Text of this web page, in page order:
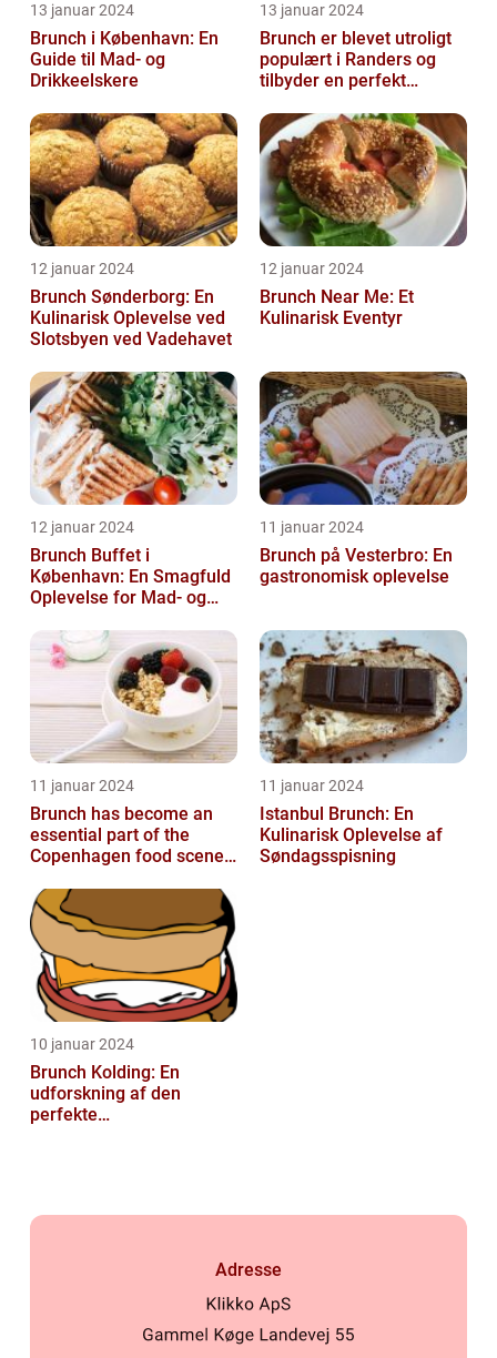
13 januar 2024
Brunch i København: En
Guide til Mad- og
Drikkeelskere
13 januar 2024
Brunch er blevet utroligt
populært i Randers og
tilbyder en perfekt
morgenmad og ...
12 januar 2024
Brunch Sønderborg: En
Kulinarisk Oplevelse ved
Slotsbyen ved Vadehavet
12 januar 2024
Brunch Near Me: Et
Kulinarisk Eventyr
12 januar 2024
Brunch Buffet i
København: En Smagfuld
Oplevelse for Mad- og
11 januar 2024
Brunch på Vesterbro: En
gastronomisk oplevelse
11 januar 2024
Brunch has become an
essential part of the
Copenhagen food scene,
establishments offer...
11 januar 2024
Istanbul Brunch: En
Kulinarisk Oplevelse af
Søndagsspisning
10 januar 2024
Brunch Kolding: En
udforskning af den
perfekte
Adresse